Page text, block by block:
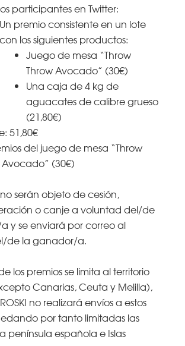
participantes en Twitter:
Un premio consistente en un lote
con los siguientes productos:
Juego de mesa “Throw
Throw Avocado” (30€)
Una caja de 4 kg de
aguacates de calibre grueso
(21,80€)
51,80€
del juego de mesa “Throw
Avocado” (30€)
serán objeto de cesión,
o canje a voluntad del/de
y se enviará por correo al
de la ganador/a.
los premios se limita al territorio
Canarias, Ceuta y Melilla),
no realizará envíos a estos
por tanto limitadas las
península española e Islas